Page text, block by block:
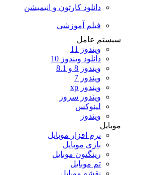
دانلود کارتون و انیمیشن
فیلم آموزشی
سیستم عامل
ویندوز 11
دانلود ویندوز 10
ویندوز 8 و 8.1
ویندوز 7
ویندوز xp
ویندوز سرور
لینوکس
ویندوز
موبایل
نرم افزار موبایل
بازی موبایل
رینگتون موبایل
تم موبایل
نقشه موبایل